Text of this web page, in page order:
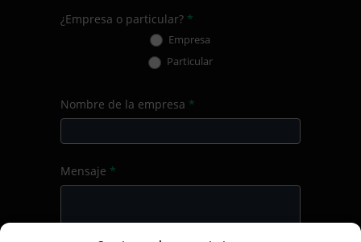
¿Empresa o particular? *
Empresa
Particular
Nombre de la empresa *
Mensaje *